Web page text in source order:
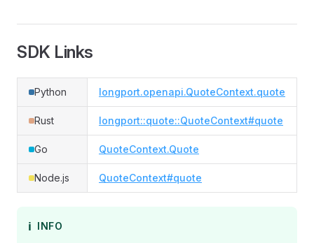
SDK Links
Python longport.openapi.QuoteContext.quote
Rust longport::quote::QuoteContext#quote
Go QuoteContext.Quote
Node.js QuoteContext#quote
ℹ️ INFO